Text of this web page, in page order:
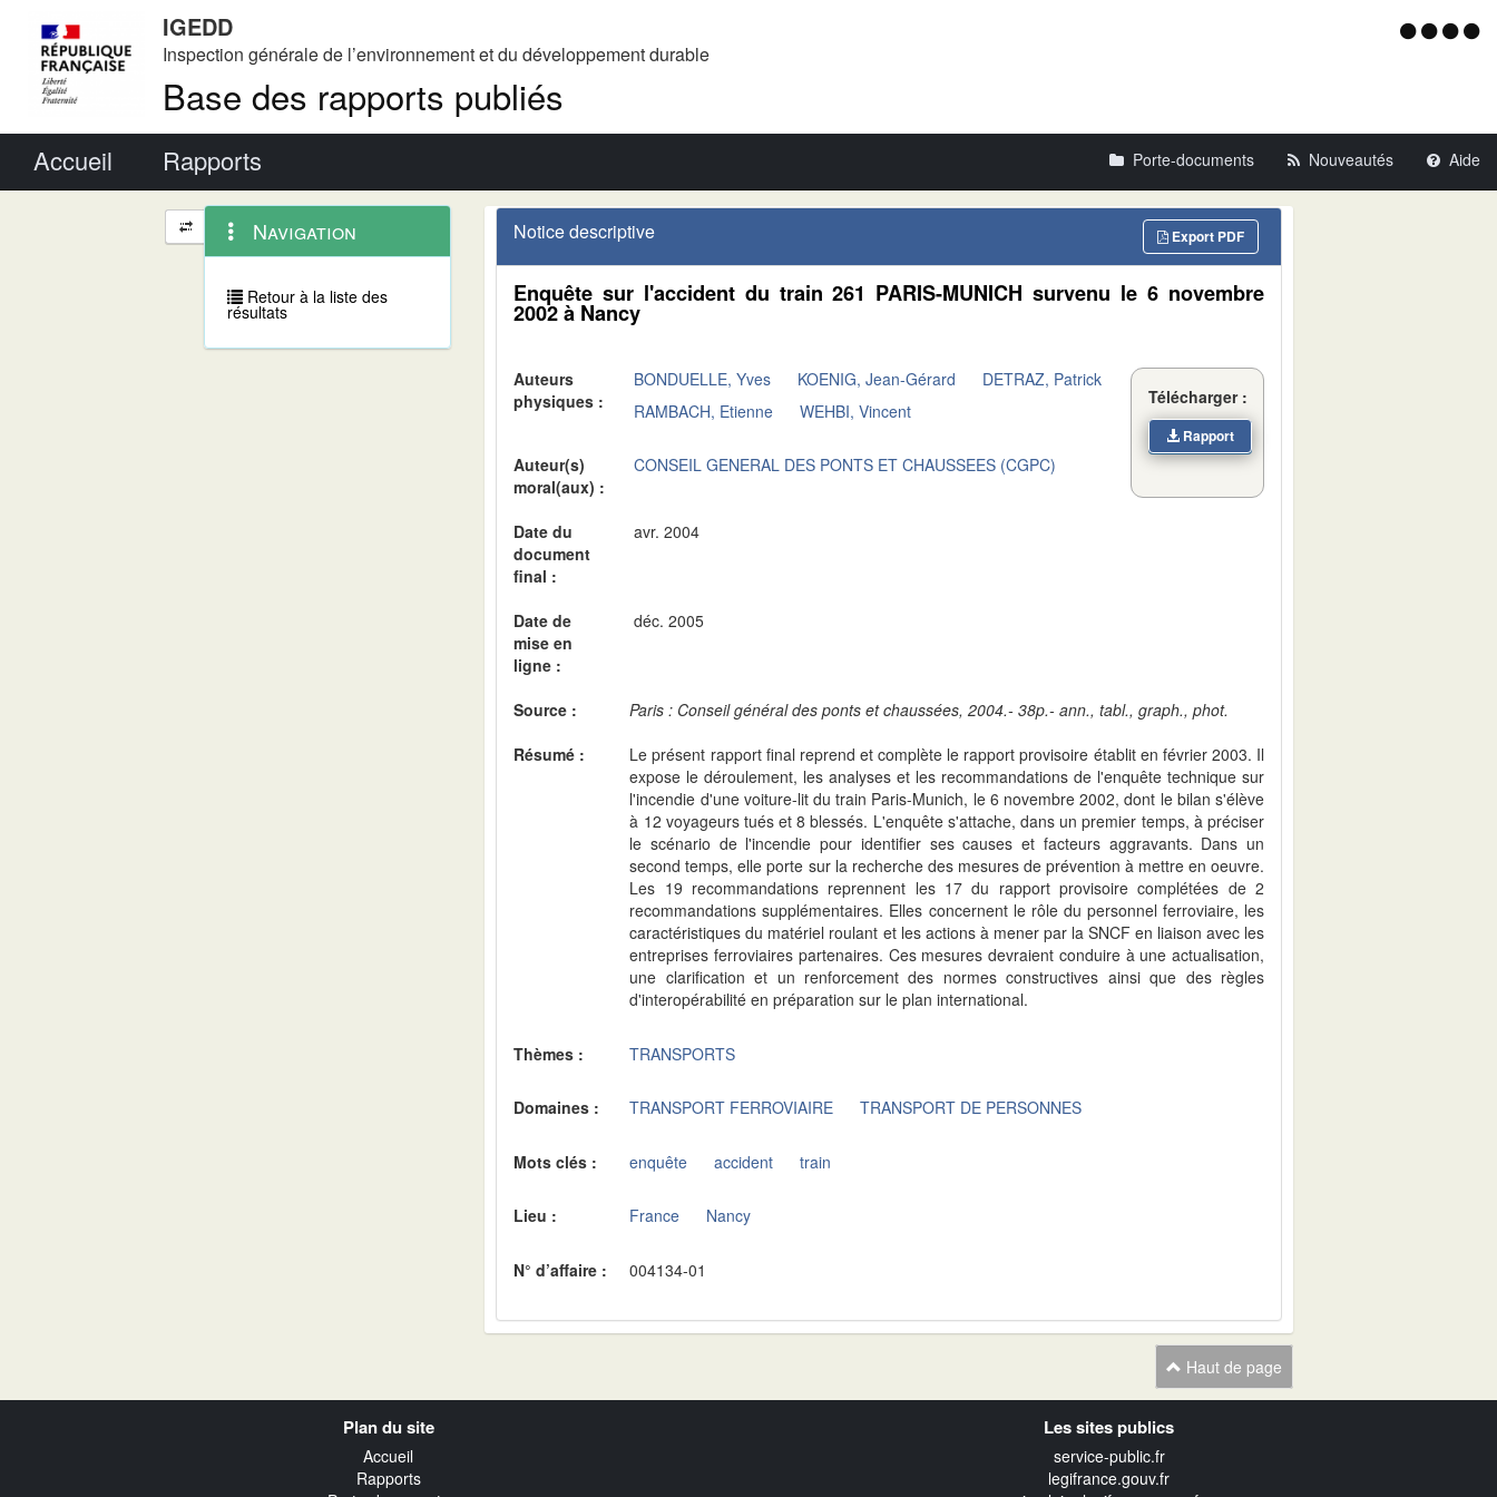
IGEDD
Inspection générale de l’environnement et du développement durable
Base des rapports publiés
Menu
Accueil Rapports Porte-documents Nouveautés Aide
Navigation
et
outils
annexes
contextuel
Navigation
Retour à la liste des
résultats
Notice descriptive Export PDF
Enquête sur l'accident du train 261 PARIS-MUNICH survenu le 6 novembre
2002 à Nancy
Auteurs
physiques :
BONDUELLE, Yves KOENIG, Jean-Gérard
DETRAZ, Patrick
RAMBACH, Etienne
WEHBI, Vincent
Auteur(s)
moral(aux) :
CONSEIL GENERAL DES PONTS ET CHAUSSEES (CGPC)
Date du
document
final :
avr. 2004
Date de
mise en
ligne :
déc. 2005
Télécharger :
Rapport
Source :
Paris : Conseil général des ponts et chaussées, 2004.- 38p.- ann., tabl., graph., phot.
Résumé :
Le présent rapport final reprend et complète le rapport provisoire établit en février 2003. Il
expose le déroulement, les analyses et les recommandations de l'enquête technique sur
l'incendie d'une voiture-lit du train Paris-Munich, le 6 novembre 2002, dont le bilan s'élève
à 12 voyageurs tués et 8 blessés. L'enquête s'attache, dans un premier temps, à préciser
le scénario de l'incendie pour identifier ses causes et facteurs aggravants. Dans un
second temps, elle porte sur la recherche des mesures de prévention à mettre en oeuvre.
Les 19 recommandations reprennent les 17 du rapport provisoire complétées de 2
recommandations supplémentaires. Elles concernent le rôle du personnel ferroviaire, les
caractéristiques du matériel roulant et les actions à mener par la SNCF en liaison avec les
entreprises ferroviaires partenaires. Ces mesures devraient conduire à une actualisation,
une clarification et un renforcement des normes constructives ainsi que des règles
d'interopérabilité en préparation sur le plan international.
Thèmes : TRANSPORTS
Domaines : TRANSPORT FERROVIAIRE TRANSPORT DE PERSONNES
Mots clés : enquête accident train
Lieu : France Nancy
N° d’affaire : 004134-01
Haut de page
Plan du site
Accueil
Rapports
Les sites publics
service-public.fr
legifrance.gouv.fr